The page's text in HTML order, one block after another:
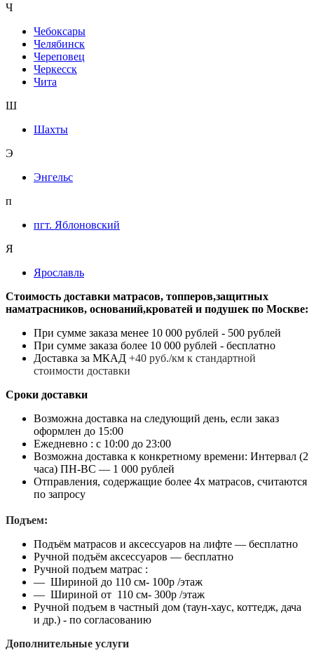
Ч
Чебоксары
Челябинск
Череповец
Черкесск
Чита
Ш
Шахты
Э
Энгельс
п
пгт. Яблоновский
Я
Ярославль
Стоимость доставки матрасов, топперов,защитных
наматрасников, оснований,кроватей и подушек по Москве:
При сумме заказа менее 10 000 рублей - 500 рублей
При сумме заказа более 10 000 рублей - бесплатно
Доставка за МКАД +40 руб./км к стандартной
стоимости доставки
Сроки доставки
Возможна доставка на следующий день, если заказ
оформлен до 15:00
Ежедневно : с 10:00 до 23:00
Возможна доставка к конкретному времени: Интервал (2
часа) ПН-ВС — 1 000 рублей
Отправления, содержащие более 4х матрасов, считаются
по запросу
Подъем:
Подъём матрасов и аксессуаров на лифте — бесплатно
Ручной подъём аксессуаров — бесплатно
Ручной подъем матрас :
— Шириной до 110 см- 100р /этаж
— Шириной от 110 см- 300р /этаж
Ручной подъем в частный дом (таун-хаус, коттедж, дача
и др.) - по согласованию
Дополнительные услуги